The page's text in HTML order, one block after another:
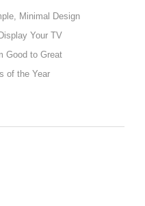
Minimal Design
Your TV
Good to Great
of the Year